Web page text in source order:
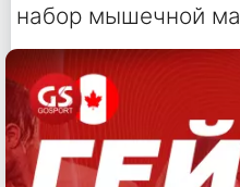
набор мышечной